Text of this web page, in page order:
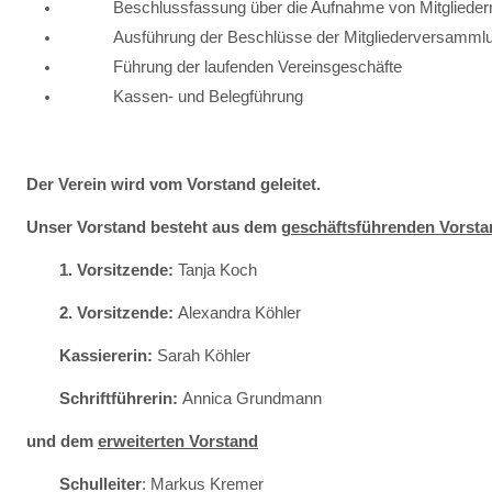
Beschlussfassung über die Aufnahme von
Ausführung der Beschlüsse der
Führung der laufenden Vereinsgeschäfte
Kassen- und Belegführung
Der Verein wird vom Vorstand geleitet.
Unser Vorstand besteht aus dem geschäftsführenden
1. Vorsitzende: Tanja Koch
2. Vorsitzende: Alexandra Köhler
Kassiererin: Sarah Köhler
Schriftführerin: Annica Grundmann
und dem erweiterten Vorstand
Schulleiter: Markus Kremer